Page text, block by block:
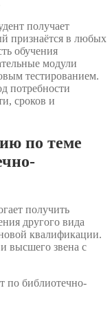
получает
признаётся в любых
обучения
модули
тестированием.
потребности
сроков и
по теме
получить
другого вида
квалификации.
высшего звена с
по библиотечно-